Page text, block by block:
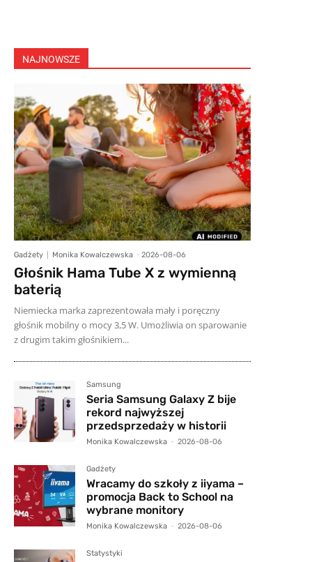
NAJNOWSZE
Gadżety Monika Kowalczewska - 2026-08-06
Głośnik Hama Tube X z wymienną
baterią
Niemiecka marka zaprezentowała mały i poręczny
głośnik mobilny o mocy 3,5 W. Umożliwia on sparowanie
z drugim takim głośnikiem...
Samsung
Seria Samsung Galaxy Z bije
rekord najwyższej
przedsprzedaży w historii
Monika Kowalczewska - 2026-08-06
Gadżety
Wracamy do szkoły z iiyama –
promocja Back to School na
wybrane monitory
Monika Kowalczewska - 2026-08-06
Statystyki